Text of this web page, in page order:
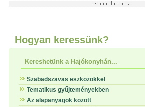
Hogyan keressünk?
Kereshetünk a Hajókonyhán...
Szabadszavas eszközökkel
Tematikus gyűjteményekben
Az alapanyagok között